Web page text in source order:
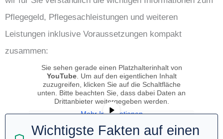
Pflegegeld, Pflegesachleistungen und weiteren
Leistungen inklusive Voraussetzungen kompakt
zusammen:
Sie sehen gerade einen Platzhalterinhalt von
YouTube. Um auf den eigentlichen Inhalt
zuzugreifen, klicken Sie auf die Schaltfläche
unten. Bitte beachten Sie, dass dabei Daten an
Drittanbieter weitergegeben werden.
Mehr Informationen
Inhalt entsperren
Wichtigste Fakten auf einen